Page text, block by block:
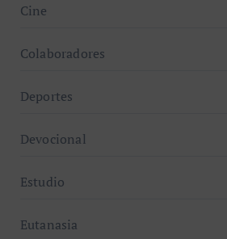
Cine
Colaboradores
Deportes
Devocional
Estudio
Eutanasia